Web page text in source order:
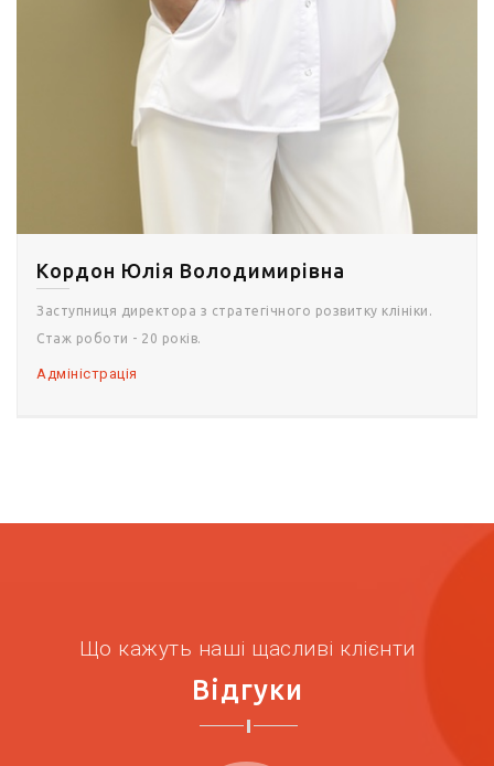
Кордон Юлія Володимирівна
Заступниця директора з стратегічного розвитку клініки.
Стаж роботи - 20 років.
Адміністрація
Що кажуть наші щасливі клієнти
Відгуки